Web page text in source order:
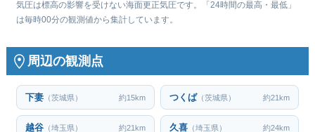
気圧は標高の影響を受けない海面更正気圧です。「24時間の最高・最低」
は毎時00分の観測値から集計しています。
周辺の観測点
下妻（茨城県） 約15km つくば（茨城県） 約21km
越谷（埼玉県） 約21km 久喜（埼玉県） 約24km